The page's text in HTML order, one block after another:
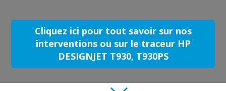
Cliquez ici pour tout savoir sur nos
interventions ou sur le traceur HP
DESIGNJET T930, T930PS